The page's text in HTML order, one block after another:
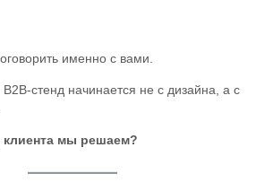
именно с вами.
стенд начинается не с дизайна, а с
мы решаем?